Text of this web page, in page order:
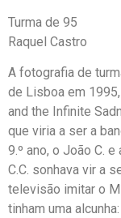
Turma de 95
Raquel Castro
A fotografia de
de Lisboa em
and the Infinite
que viria a ser a
9.º ano, o João C.
C.C. sonhava vir a
televisão imitar o
tinham uma